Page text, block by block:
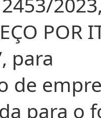
POR
para
de
para o